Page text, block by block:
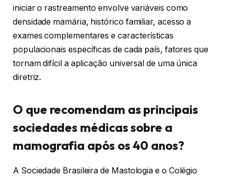
iniciar o rastreamento envolve variáveis como
densidade mamária, histórico familiar, acesso a
exames complementares e características
populacionais específicas de cada país, fatores que
tornam difícil a aplicação universal de uma única
diretriz.
O que recomendam as principais
sociedades médicas sobre a
mamografia após os 40 anos?
A Sociedade Brasileira de Mastologia e o Colégio